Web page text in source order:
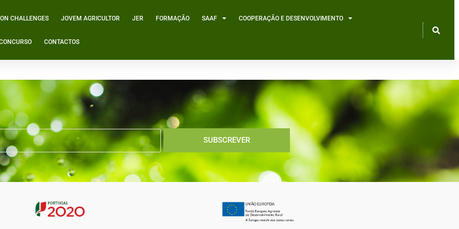
CHALLENGES JOVEM AGRICULTOR JER FORMAÇÃO SAAF COOPERAÇÃO E DESENVOLVIMENTO
CONTACTOS
SUBSCREVER